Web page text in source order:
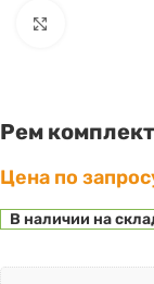
Рем
Цена по
В наличии на